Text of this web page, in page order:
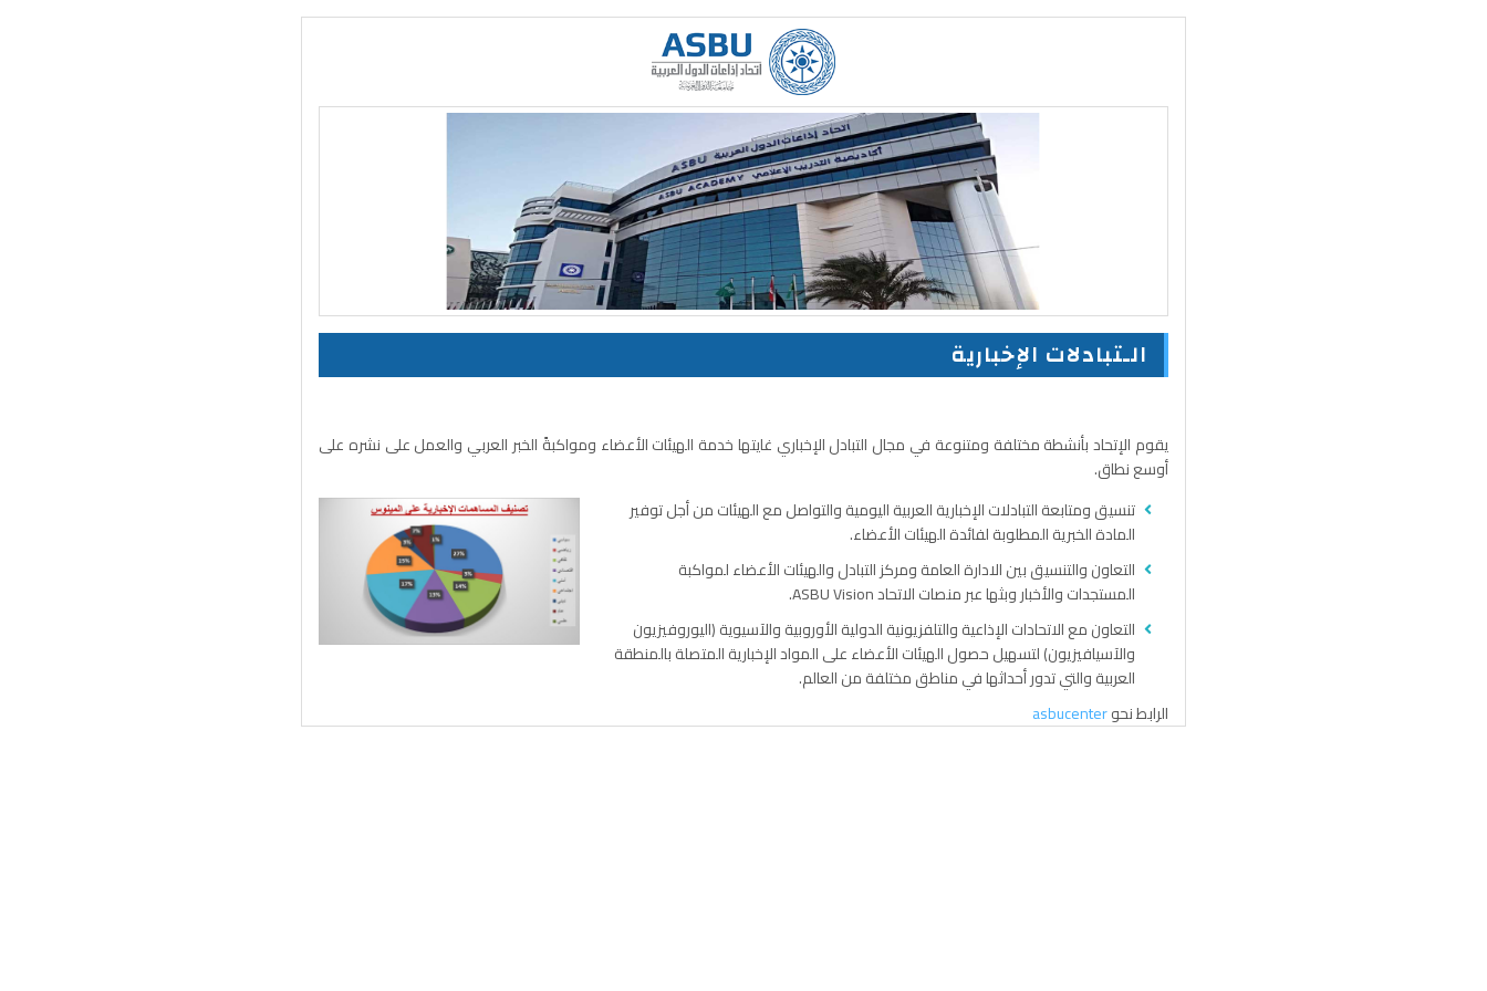
الـتبادلات الإخبارية
يقوم الإتحاد بأنشطة مختلفة ومتنوعة في مجال التبادل الإخباري غايتها خدمة الهيئات الأعضاء ومواكبةً الخبر العربي والعمل على نشره على
أوسع نطاق.
تنسيق ومتابعة التبادلات الإخبارية العربية اليومية والتواصل مع الهيئات من أجل توفير
المادة الخبرية المطلوبة لفائدة الهيئات الأعضاء.
التعاون والتنسيق بين الادارة العامة ومركز التبادل والهيئات الأعضاء لمواكبة
المستجدات والأخبار وبثها عبر منصات الاتحاد ASBU Vision.
التعاون مع الاتحادات الإذاعية والتلفزيونية الدولية الأوروبية والآسيوية (اليوروفيزيون
والآسيافيزيون) لتسهيل حصول الهيئات الأعضاء على المواد الإخبارية المتصلة بالمنطقة
العربية والتي تدور أحداثها في مناطق مختلفة من العالم.
الرابط نحوasbucenter